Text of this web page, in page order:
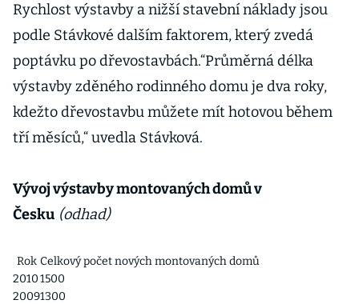
Rychlost výstavby a nižší stavební náklady jsou
podle Stávkové dalším faktorem, který zvedá
poptávku po dřevostavbách.“Průměrná délka
výstavby zděného rodinného domu je dva roky,
kdežto dřevostavbu můžete mít hotovou během
tří měsíců,“ uvedla Stávková.
Vývoj výstavby montovaných domů v
Česku (odhad)
Rok Celkový počet nových montovaných domů
20101500
20091300